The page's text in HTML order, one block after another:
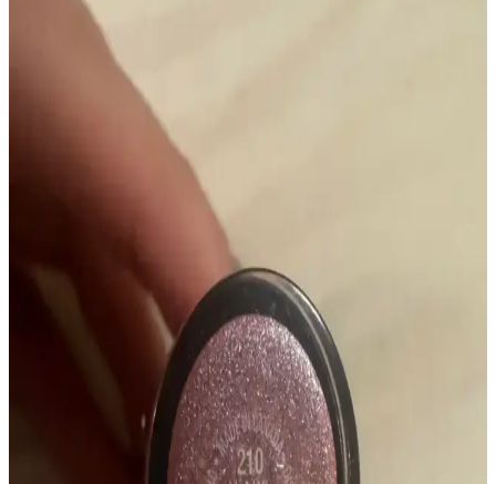
MAC Satin Retro A87 Rujunun Üretimden
Kalkması ve Alternatif Renk Seçenekleri
MAC Satin Retro A87 rujunun üretimden kalkmasıyla orijinal tonu
bulmak zorlaştı. Yazıda, alternatif ürünler, ikinci el platformlar ve
özel üretim yöntemleri detaylıca inceleniyor.
K-Beauty Dudak Ürünlerinde Parlaklık ve Doğallık:
HERA, rom&nd ve dasique İncelemesi
K-Beauty dudak ürünleri arasında HERA, rom&nd ve dasique
markalarının parlaklık, kalıcılık ve doğal görünüm özellikleri
detaylıca inceleniyor. Renk tonları ve kullanıcı deneyimleri ele
Tender Rose Rengine Yakın Ruj Alternatifleri ve
Kullanıcı Deneyimleri İncelemesi
Tender Rose rengine benzer ruj arayışında kullanıcılar, özellikle
Asya markalarından önerilen alternatifleri değerlendiriyor. Otomatik
sistemlerin yetersiz kaldığı renk eşleştirmede topluluk deneyimleri